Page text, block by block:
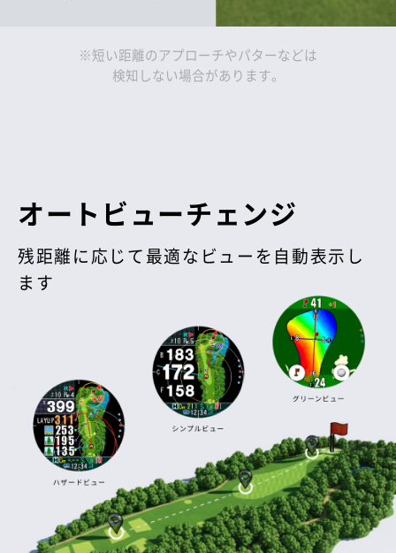
※短い距離のアプローチやパターなどは
検知しない場合があります。
オートビューチェンジ
残距離に応じて最適なビューを自動表示し
ます